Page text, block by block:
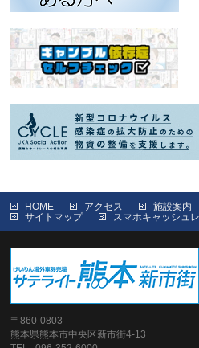
HOME アクセス 施設案内
サイトマップ
スマホキャッシュ
〒860-0803
熊本県熊本市中央区新市街4-13